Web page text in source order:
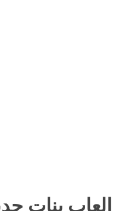
العاب بنات